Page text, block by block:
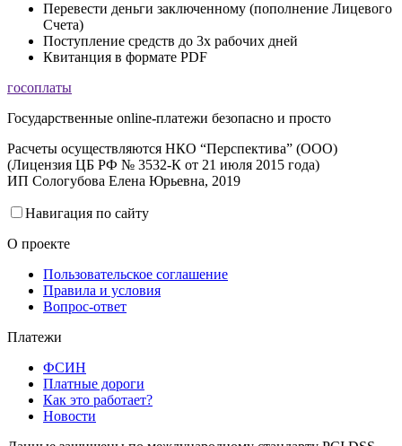
Перевести деньги заключенному (пополнение Лицевого
Счета)
Поступление средств до 3х рабочих дней
Квитанция в формате PDF
госоплаты
Государственные online-платежи безопасно и просто
Расчеты осуществляются НКО “Перспектива” (ООО)
(Лицензия ЦБ РФ № 3532-К от 21 июля 2015 года)
ИП Сологубова Елена Юрьевна, 2019
Навигация по сайту
О проекте
Пользовательское соглашение
Правила и условия
Вопрос-ответ
Платежи
ФСИН
Платные дороги
Как это работает?
Новости